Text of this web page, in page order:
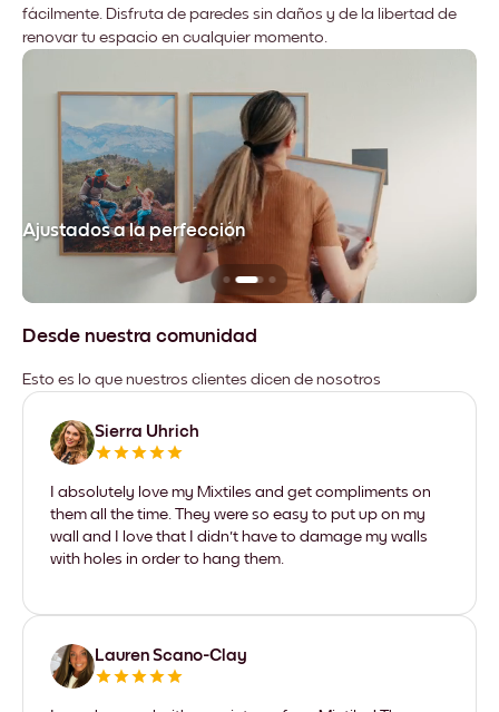
fácilmente. Disfruta de paredes sin daños y de la libertad de
renovar tu espacio en cualquier momento.
Ajustados a la perfección
Desde nuestra comunidad
Esto es lo que nuestros clientes dicen de nosotros
Sierra Uhrich
I absolutely love my Mixtiles and get compliments on
them all the time. They were so easy to put up on my
wall and I love that I didn't have to damage my walls
with holes in order to hang them.
Lauren Scano-Clay